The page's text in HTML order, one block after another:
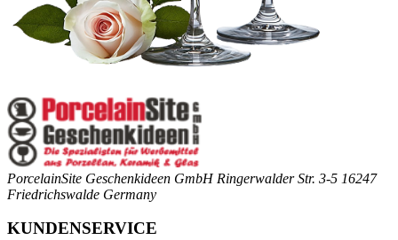
PorcelainSite Geschenkideen GmbH Ringerwalder Str. 3-5 16247
Friedrichswalde Germany
KUNDENSERVICE